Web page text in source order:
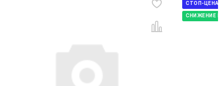
СТОП-ЦЕНА
СНИЖЕНИЕ